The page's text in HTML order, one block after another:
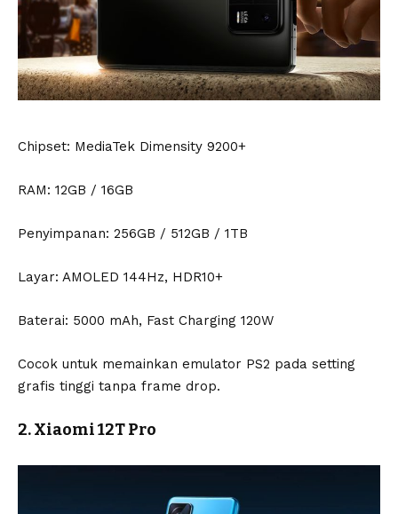
Chipset: MediaTek Dimensity 9200+
RAM: 12GB / 16GB
Penyimpanan: 256GB / 512GB / 1TB
Layar: AMOLED 144Hz, HDR10+
Baterai: 5000 mAh, Fast Charging 120W
Cocok untuk memainkan emulator PS2 pada setting
grafis tinggi tanpa frame drop.
2. Xiaomi 12T Pro